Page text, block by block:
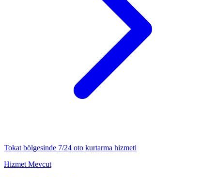
Tokat bölgesinde 7/24 oto kurtarma hizmeti
Hizmet Mevcut